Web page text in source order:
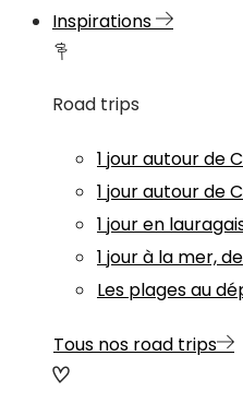
Inspirations
Road trips
1 jour autour de
1 jour autour de
1 jour en
1 jour à la mer,
Les plages au
Tous nos road trips